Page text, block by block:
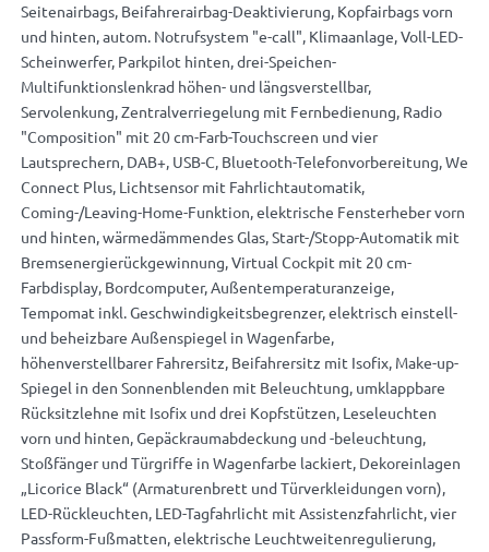
Seitenairbags, Beifahrerairbag-Deaktivierung, Kopfairbags vorn
und hinten, autom. Notrufsystem "e-call", Klimaanlage, Voll-LED-
Scheinwerfer, Parkpilot hinten, drei-Speichen-
Multifunktionslenkrad höhen- und längsverstellbar,
Servolenkung, Zentralverriegelung mit Fernbedienung, Radio
"Composition" mit 20 cm-Farb-Touchscreen und vier
Lautsprechern, DAB+, USB-C, Bluetooth-Telefonvorbereitung, We
Connect Plus, Lichtsensor mit Fahrlichtautomatik,
Coming-/Leaving-Home-Funktion, elektrische Fensterheber vorn
und hinten, wärmedämmendes Glas, Start-/Stopp-Automatik mit
Bremsenergierückgewinnung, Virtual Cockpit mit 20 cm-
Farbdisplay, Bordcomputer, Außentemperaturanzeige,
Tempomat inkl. Geschwindigkeitsbegrenzer, elektrisch einstell-
und beheizbare Außenspiegel in Wagenfarbe,
höhenverstellbarer Fahrersitz, Beifahrersitz mit Isofix, Make-up-
Spiegel in den Sonnenblenden mit Beleuchtung, umklappbare
Rücksitzlehne mit Isofix und drei Kopfstützen, Leseleuchten
vorn und hinten, Gepäckraumabdeckung und -beleuchtung,
Stoßfänger und Türgriffe in Wagenfarbe lackiert, Dekoreinlagen
„Licorice Black“ (Armaturenbrett und Türverkleidungen vorn),
LED-Rückleuchten, LED-Tagfahrlicht mit Assistenzfahrlicht, vier
Passform-Fußmatten, elektrische Leuchtweitenregulierung,